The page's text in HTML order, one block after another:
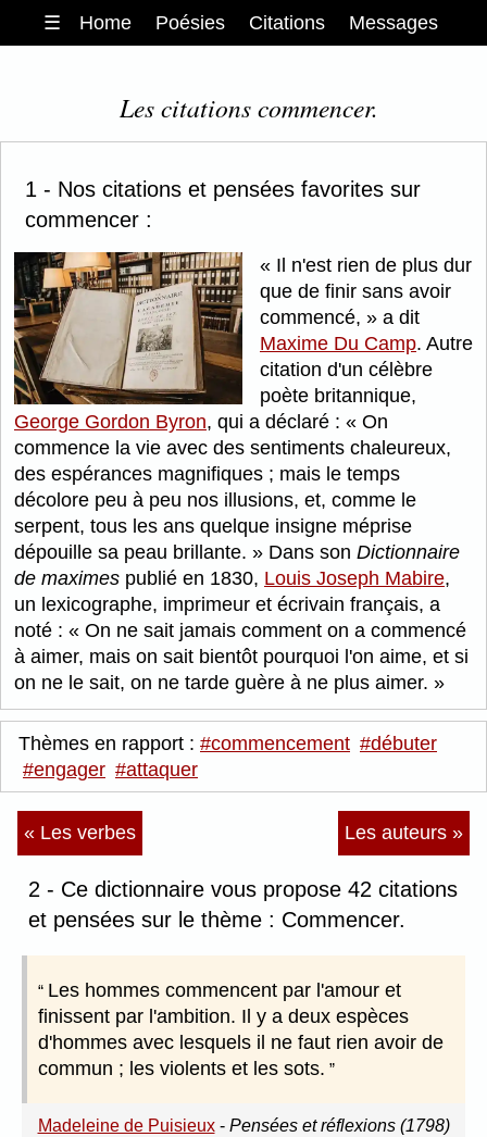
☰ Home Poésies Citations Messages
Les citations commencer.
1 - Nos citations et pensées favorites sur
commencer :
Il n'est rien de plus dur
que de finir sans avoir
commencé,
a dit
Maxime Du Camp. Autre
citation d'un célèbre
poète britannique,
George Gordon Byron, qui a déclaré :
On
commence la vie avec des sentiments chaleureux,
des espérances magnifiques ; mais le temps
décolore peu à peu nos illusions, et, comme le
serpent, tous les ans quelque insigne méprise
dépouille sa peau brillante.
Dans son Dictionnaire
de maximes publié en 1830, Louis Joseph Mabire,
un lexicographe, imprimeur et écrivain français, a
noté :
On ne sait jamais comment on a commencé
à aimer, mais on sait bientôt pourquoi l'on aime, et si
on ne le sait, on ne tarde guère à ne plus aimer.
Thèmes en rapport : #commencement #débuter
#engager #attaquer
« Les verbes Les auteurs »
2 - Ce dictionnaire vous propose 42 citations
et pensées sur le thème : Commencer.
Les hommes commencent par l'amour et
finissent par l'ambition. Il y a deux espèces
d'hommes avec lesquels il ne faut rien avoir de
commun ; les violents et les sots.
Madeleine de Puisieux- Pensées et réflexions (1798)